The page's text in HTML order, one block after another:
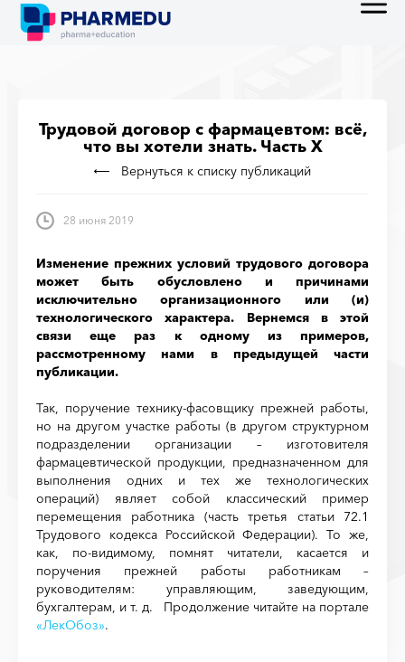
Трудовой договор с фармацевтом: всё,
что вы хотели знать. Часть X
Вернуться к списку публикаций
28 июня 2019
Изменение прежних условий трудового договора
может быть обусловлено и причинами
исключительно организационного или (и)
технологического характера. Вернемся в этой
связи еще раз к одному из примеров,
рассмотренному нами в предыдущей части
публикации.
Так, поручение технику-фасовщику прежней работы,
но на другом участке работы (в другом структурном
подразделении организации – изготовителя
фармацевтической продукции, предназначенном для
выполнения одних и тех же технологических
операций) являет собой классический пример
перемещения работника (часть третья статьи 72.1
Трудового кодекса Российской Федерации). То же,
как, по-видимому, помнят читатели, касается и
поручения прежней работы работникам –
руководителям: управляющим, заведующим,
бухгалтерам, и т. д. Продолжение читайте на портале
«ЛекОбоз».